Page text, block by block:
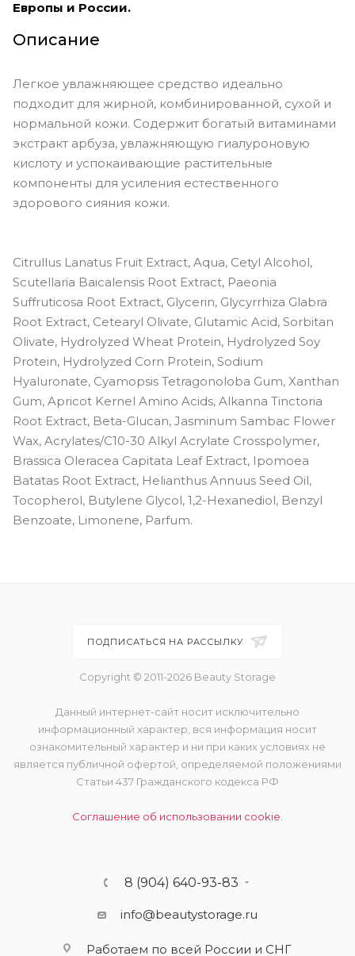
Европы и России.
Описание
Легкое увлажняющее средство идеально
подходит для жирной, комбинированной, сухой и
нормальной кожи. Содержит богатый витаминами
экстракт арбуза, увлажняющую гиалуроновую
кислоту и успокаивающие растительные
компоненты для усиления естественного
здорового сияния кожи.
Citrullus Lanatus Fruit Extract, Aqua, Cetyl Alcohol,
Scutellaria Baicalensis Root Extract, Paeonia
Suffruticosa Root Extract, Glycerin, Glycyrrhiza Glabra
Root Extract, Cetearyl Olivate, Glutamic Acid, Sorbitan
Olivate, Hydrolyzed Wheat Protein, Hydrolyzed Soy
Protein, Hydrolyzed Corn Protein, Sodium
Hyaluronate, Cyamopsis Tetragonoloba Gum, Xanthan
Gum, Apricot Kernel Amino Acids, Alkanna Tinctoria
Root Extract, Beta-Glucan, Jasminum Sambac Flower
Wax, Acrylates/C10-30 Alkyl Acrylate Crosspolymer,
Brassica Oleracea Capitata Leaf Extract, Ipomoea
Batatas Root Extract, Helianthus Annuus Seed Oil,
Tocopherol, Butylene Glycol, 1,2-Hexanediol, Benzyl
Benzoate, Limonene, Parfum.
ПОДПИСАТЬСЯ НА РАССЫЛКУ
Copyright © 2011-2026 Beauty Storage
Данный интернет-сайт носит исключительно
информационный характер, вся информация носит
ознакомительный характер и ни при каких условиях не
является публичной офертой, определяемой положениями
Статьи 437 Гражданского кодекса РФ
Соглашение об использовании cookie.
8 (904) 640-93-83
info@beautystorage.ru
Работаем по всей России и СНГ